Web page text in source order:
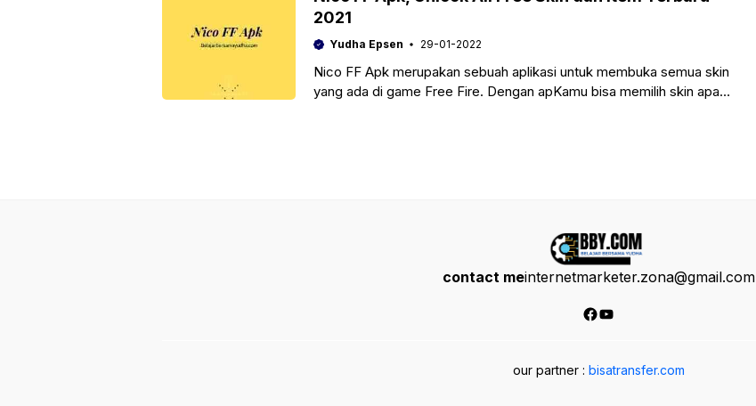
2021
Yudha Epsen 29-01-2022
Nico FF Apk merupakan sebuah aplikasi untuk membuka semua skin
yang ada di game Free Fire. Dengan apKamu bisa memilih skin apa
contact meinternetmarketer.zona@gmail.com
Facebook
YouTube
our partner : bisatransfer.com